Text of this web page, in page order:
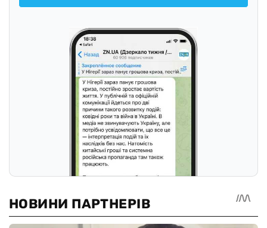
Следить в Телеграмме